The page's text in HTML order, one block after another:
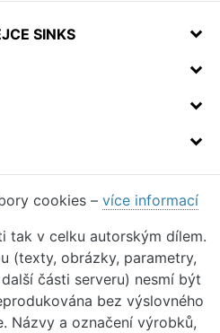
SINKS
cookies – více informací
tak v celku autorským dílem.
(texty, obrázky, parametry,
části serveru) nesmí být
bez výslovného
Názvy a označení výrobků,